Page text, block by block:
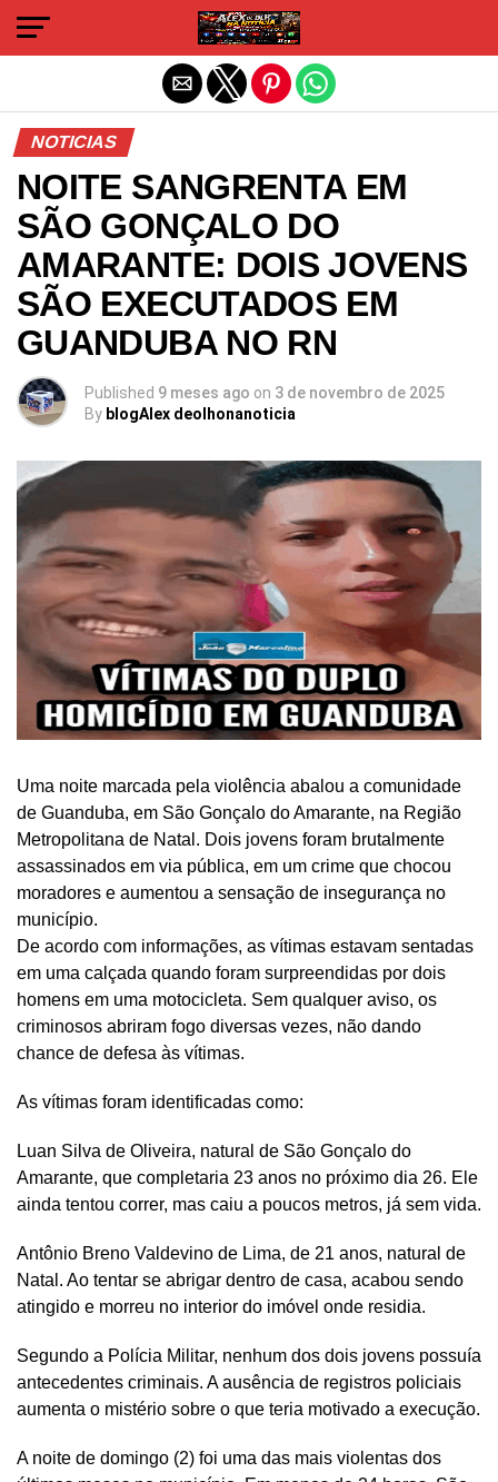
NOTICIAS
NOITE SANGRENTA EM
SÃO GONÇALO DO
AMARANTE: DOIS JOVENS
SÃO EXECUTADOS EM
GUANDUBA NO RN
Published 9 meses ago on 3 de novembro de 2025
By blogAlex deolhonanoticia
Uma noite marcada pela violência abalou a comunidade
de Guanduba, em São Gonçalo do Amarante, na Região
Metropolitana de Natal. Dois jovens foram brutalmente
assassinados em via pública, em um crime que chocou
moradores e aumentou a sensação de insegurança no
município.
De acordo com informações, as vítimas estavam sentadas
em uma calçada quando foram surpreendidas por dois
homens em uma motocicleta. Sem qualquer aviso, os
criminosos abriram fogo diversas vezes, não dando
chance de defesa às vítimas.
As vítimas foram identificadas como:
Luan Silva de Oliveira, natural de São Gonçalo do
Amarante, que completaria 23 anos no próximo dia 26. Ele
ainda tentou correr, mas caiu a poucos metros, já sem vida.
Antônio Breno Valdevino de Lima, de 21 anos, natural de
Natal. Ao tentar se abrigar dentro de casa, acabou sendo
atingido e morreu no interior do imóvel onde residia.
Segundo a Polícia Militar, nenhum dos dois jovens possuía
antecedentes criminais. A ausência de registros policiais
aumenta o mistério sobre o que teria motivado a execução.
A noite de domingo (2) foi uma das mais violentas dos
Sair da versão mobile